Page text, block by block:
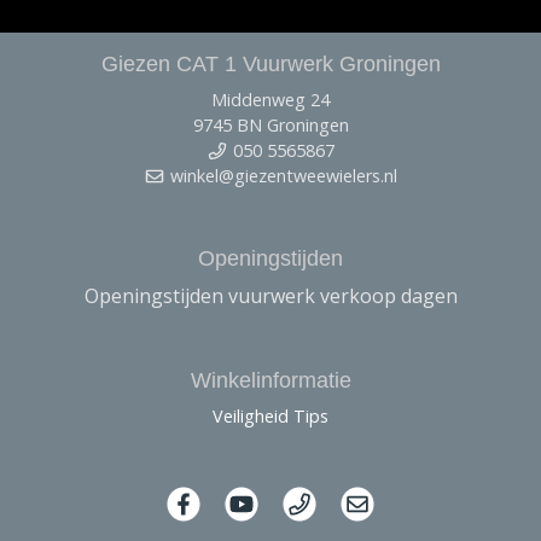
Giezen CAT 1 Vuurwerk Groningen
Middenweg 24
9745 BN Groningen
050 5565867
winkel@giezentweewielers.nl
Openingstijden
Openingstijden vuurwerk verkoop dagen
Winkelinformatie
Veiligheid Tips